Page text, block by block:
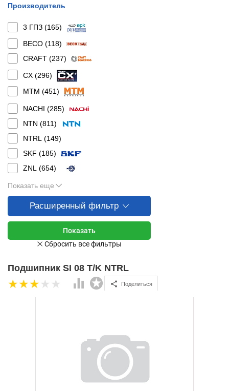
Производитель
3 ГПЗ (165)
BECO (118)
CRAFT (237)
CX (296)
MTM (451)
NACHI (285)
NTN (811)
NTRL (149)
SKF (185)
ZNL (654)
Показать еще
Расширенный фильтр
Подшипник SI 08 T/K NTRL
Поделиться